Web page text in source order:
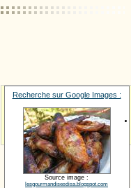
Recherche sur Google Images :
Source image :
lesgourmandisesdisa.blogspot.com